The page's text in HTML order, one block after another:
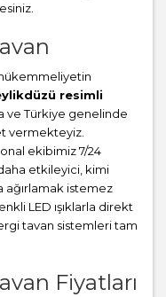
resimli
ve Türkiye genelinde
vermekteyiz.
ekibimiz 7/24
etkileyici, kimi
istemez
LED ışıklarla direkt
tavan sistemleri tam
Fiyatları